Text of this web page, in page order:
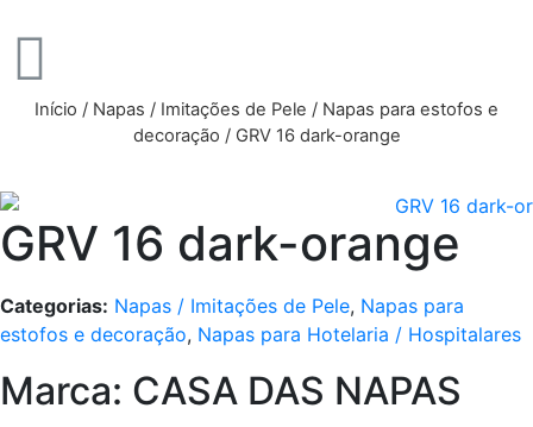
Início / Napas / Imitações de Pele / Napas para estofos e
decoração / GRV 16 dark-orange
GRV 16 dark-orange
Categorias: Napas / Imitações de Pele, Napas para
estofos e decoração, Napas para Hotelaria / Hospitalares
Marca: CASA DAS NAPAS